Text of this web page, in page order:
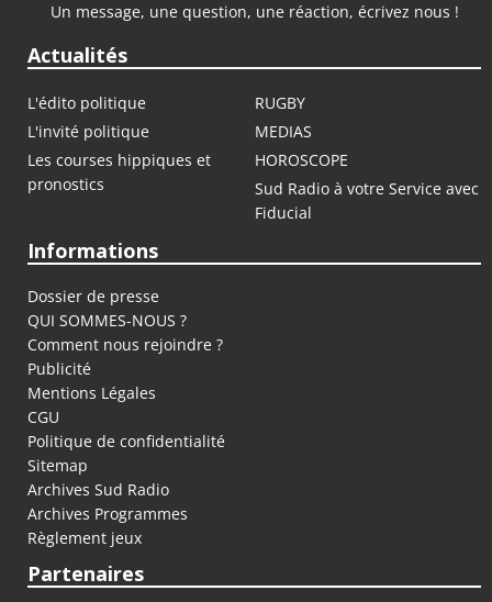
Un message, une question, une réaction, écrivez nous !
Actualités
L'édito politique
RUGBY
L'invité politique
MEDIAS
Les courses hippiques et
pronostics
HOROSCOPE
Sud Radio à votre Service avec
Fiducial
Informations
Dossier de presse
QUI SOMMES-NOUS ?
Comment nous rejoindre ?
Publicité
Mentions Légales
CGU
Politique de confidentialité
Sitemap
Archives Sud Radio
Archives Programmes
Règlement jeux
Partenaires